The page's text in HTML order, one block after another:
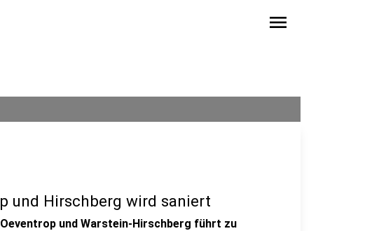
menu
und Hirschberg wird saniert
und Warstein-Hirschberg führt zu